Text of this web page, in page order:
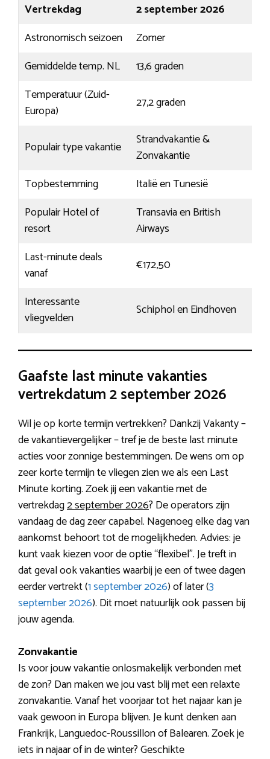
Vertrekdag
2 september 2026
Astronomisch seizoen
Zomer
Gemiddelde temp. NL
13,6 graden
Temperatuur (Zuid-
Europa)
27,2 graden
Populair type vakantie
Strandvakantie &
Zonvakantie
Topbestemming
Italië en Tunesië
Populair Hotel of
resort
Transavia en British
Airways
Last-minute deals
vanaf
€172,50
Interessante
vliegvelden
Schiphol en Eindhoven
Gaafste last minute vakanties
vertrekdatum 2 september 2026
Wil je op korte termijn vertrekken? Dankzij Vakanty –
de vakantievergelijker – tref je de beste last minute
acties voor zonnige bestemmingen. De wens om op
zeer korte termijn te vliegen zien we als een Last
Minute korting. Zoek jij een vakantie met de
vertrekdag2 september 2026? De operators zijn
vandaag de dag zeer capabel. Nagenoeg elke dag van
aankomst behoort tot de mogelijkheden. Advies: je
kunt vaak kiezen voor de optie “flexibel”. Je treft in
dat geval ook vakanties waarbij je een of twee dagen
eerder vertrekt (1 september 2026) of later (3
september 2026). Dit moet natuurlijk ook passen bij
jouw agenda.
Zonvakantie
Is voor jouw vakantie onlosmakelijk verbonden met
de zon? Dan maken we jou vast blij met een relaxte
zonvakantie. Vanaf het voorjaar tot het najaar kan je
vaak gewoon in Europa blijven. Je kunt denken aan
Frankrijk, Languedoc-Roussillon of Balearen. Zoek je
iets in najaar of in de winter? Geschikte